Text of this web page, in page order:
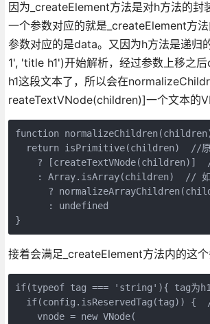
因为_createElement方法是对h方法的封
一个参数对应的就是_createElement方
参数对应的是data。又因为h方法是递归
1', 'title h1')开始解析，经过参数上移之
h1这段文本了，所以会在
reateTextVNode(children)]一个文本的
function
return isPrimitive(children)  //
? [createTextVNode(children)]
: Array.isArray(children)  // 如
?
      : undefined
接着会满足_createElement方法内的这个
if(typeof tag === 'string'){ tag为h1
if(config.isReservedTag(tag)) {
    vnode = new VNode(